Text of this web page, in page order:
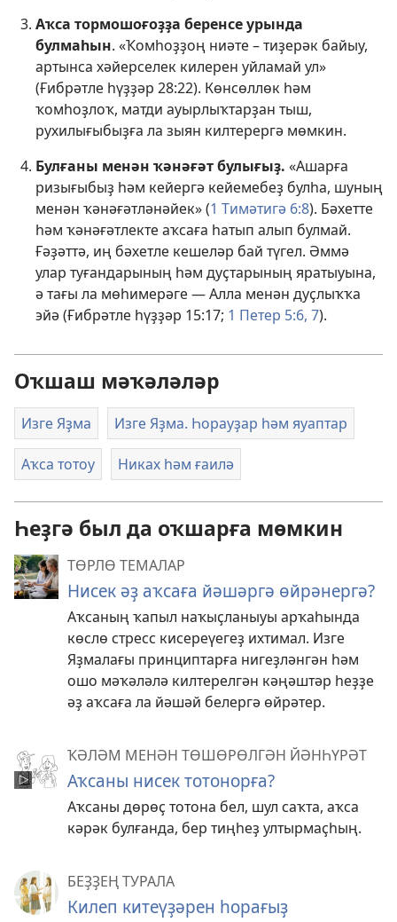
Аҡса тормошоғоҙҙа беренсе урында
булмаһын. «Ҡомһоҙҙоң ниәте – тиҙерәк байыу,
артынса хәйерселек килерен уйламай ул»
(Ғибрәтле һүҙҙәр 28:22). Көнсөллөк һәм
ҡомһоҙлоҡ, матди ауырлыҡтарҙан тыш,
рухилығыбыҙға ла зыян килтерергә мөмкин.
Булғаны менән ҡәнәғәт булығыҙ. «Ашарға
ризығыбыҙ һәм кейергә кейемебеҙ булһа, шуның
менән ҡәнәғәтләнәйек» (1 Тимәтигә 6:8). Бәхетте
һәм ҡәнәғәтлекте аҡсаға һатып алып булмай.
Ғәҙәттә, иң бәхетле кешеләр бай түгел. Әммә
улар туғандарының һәм дуҫтарының яратыуына,
ә тағы ла мөһимерәге — Алла менән дуҫлыҡҡа
эйә (Ғибрәтле һүҙҙәр 15:17; 1 Петер 5:6, 7).
Оҡшаш мәҡәләләр
Изге Яҙма Изге Яҙма. Һорауҙар һәм яуаптар
Аҡса тотоу Никах һәм ғаилә
Һеҙгә был да оҡшарға мөмкин
ТӨРЛӨ ТЕМАЛАР
Нисек әҙ аҡсаға йәшәргә өйрәнергә?
Аҡсаның ҡапыл наҡыҫланыуы арҡаһында
көслө стресс кисереүегеҙ ихтимал. Изге
Яҙмалағы принциптарға нигеҙләнгән һәм
ошо мәҡәләлә килтерелгән кәңәштәр һеҙҙе
әҙ аҡсаға ла йәшәй белергә өйрәтер.
ҠӘЛӘМ МЕНӘН ТӨШӨРӨЛГӘН ЙӘНҺҮРӘТ
Аҡсаны нисек тотонорға?
Аҡсаны дөрөҫ тотона бел, шул саҡта, аҡса
кәрәк булғанда, бер тиңһеҙ ултырмаҫһың.
БЕҘҘЕҢ ТУРАЛА
Килеп китеүҙәрен һорағыҙ